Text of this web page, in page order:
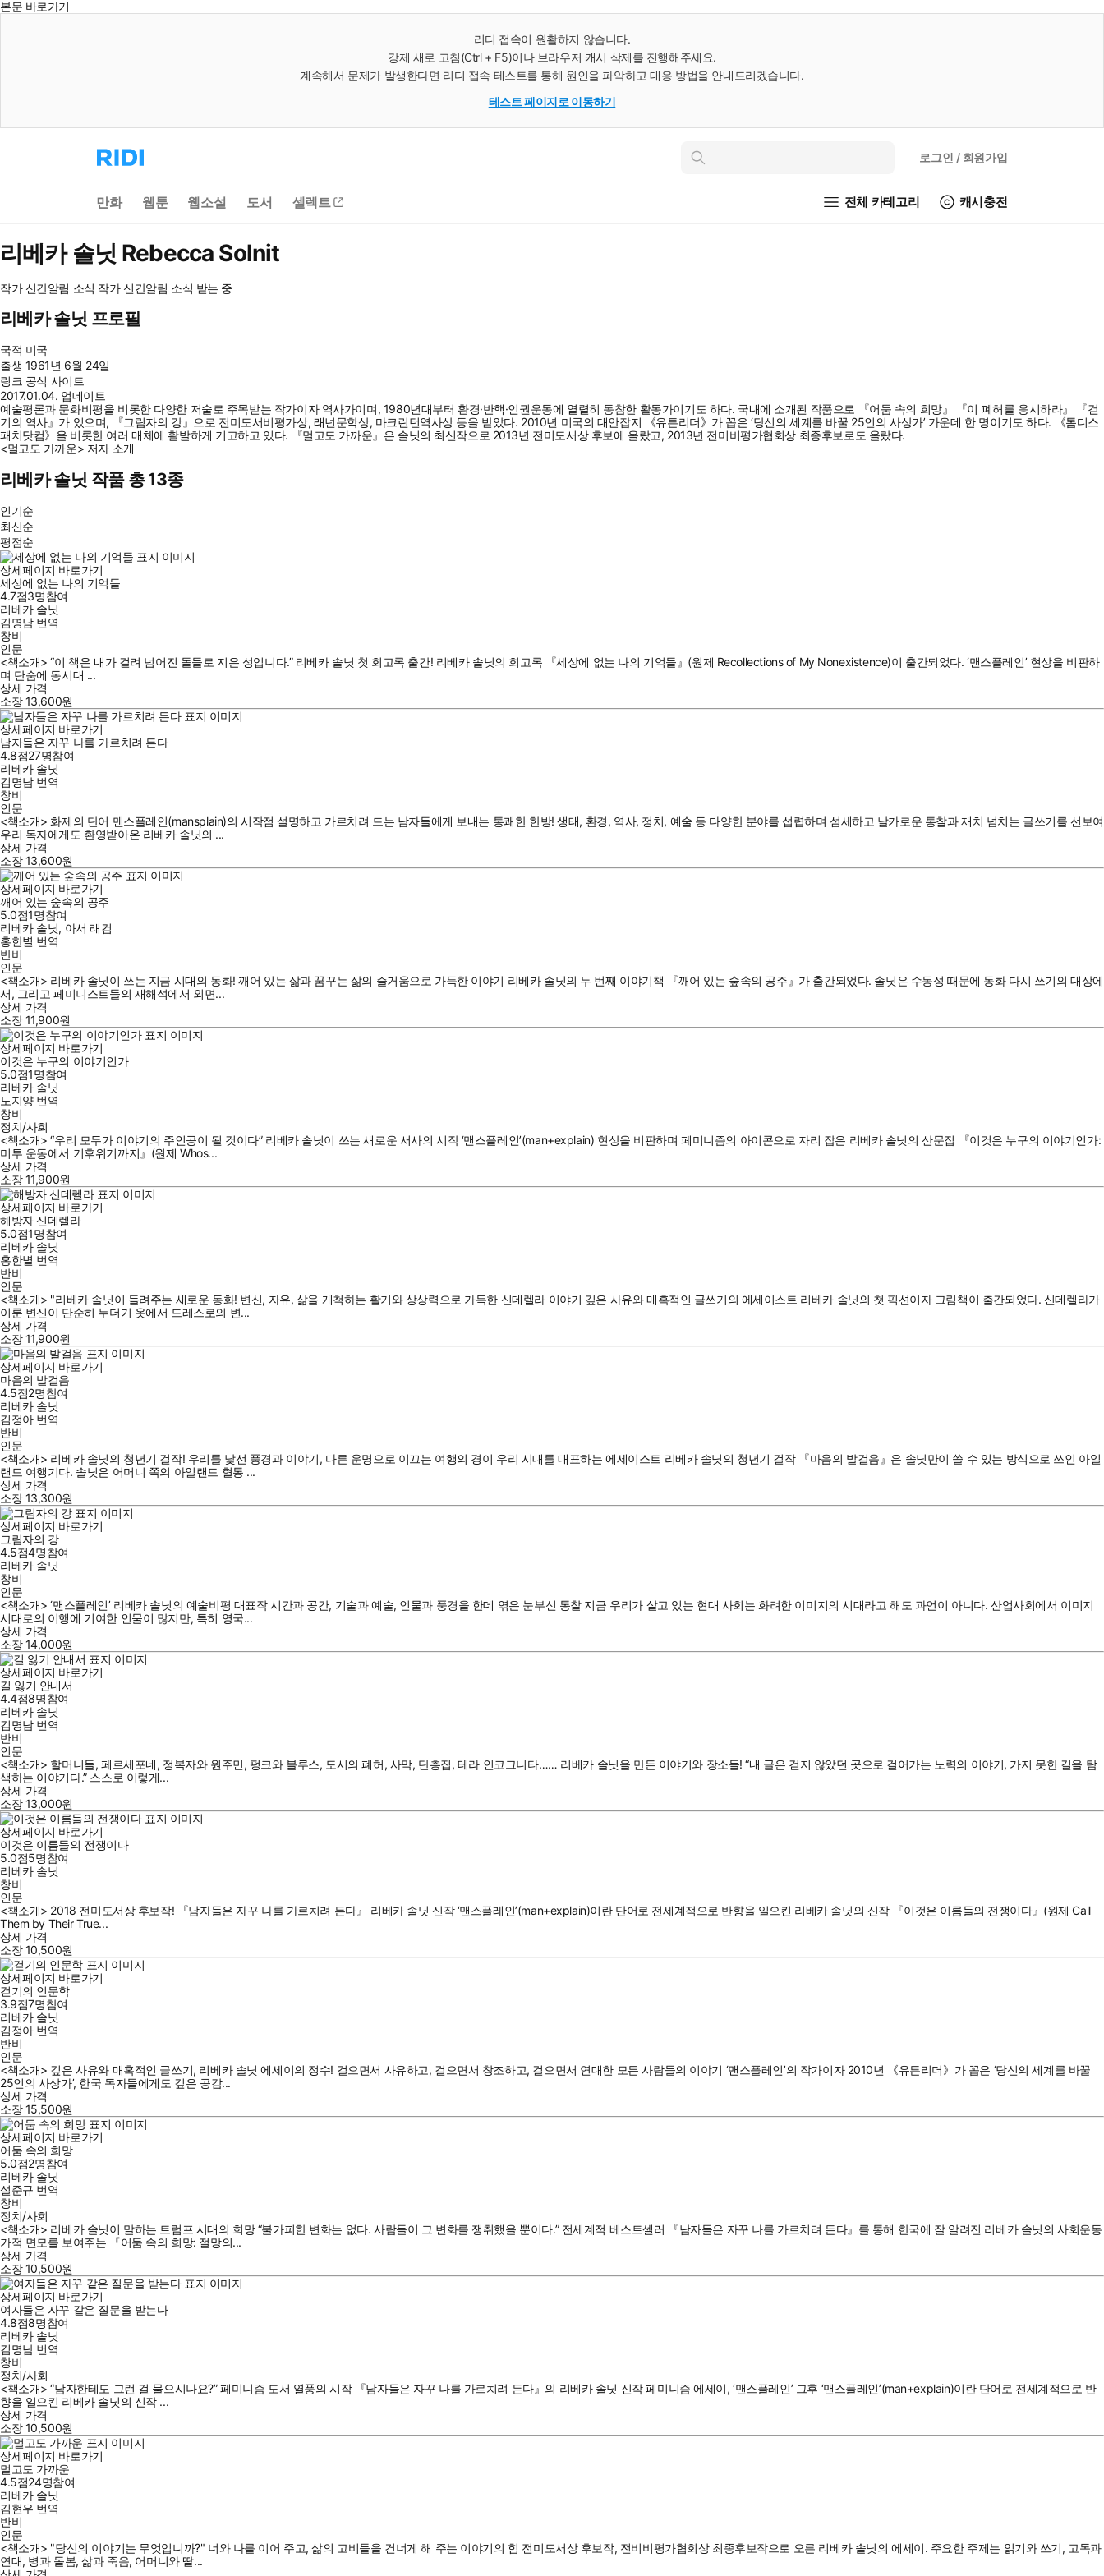
본문 바로가기
리디 접속이 원활하지 않습니다.
강제 새로 고침(Ctrl + F5)이나 브라우저 캐시 삭제를 진행해주세요.
계속해서 문제가 발생한다면 리디 접속 테스트를 통해 원인을 파악하고 대응 방법을 안내드리겠습니다.
테스트 페이지로 이동하기
리
디
으
로
인
로그인 / 회원가입
만화 웹툰 웹소설 도서 셀렉트 전체 카테고리 캐시충전
리베카 솔닛 Rebecca Solnit
작가 신간알림 소식 작가 신간알림 소식 받는 중
리베카 솔닛 프로필
국적 미국
출생 1961년 6월 24일
링크 공식 사이트
2017.01.04. 업데이트
예술평론과 문화비평을 비롯한 다양한 저술로 주목받는 작가이자 역사가이며, 1980년대부터 환경·반핵·인권운동에 열렬히 동참한 활동가이기도 하다. 국내에 소개된 작품으로 『어둠 속의 희망』 『이 폐허를 응시하라』 『걷
기의 역사』가 있으며, 『그림자의 강』으로 전미도서비평가상, 래넌문학상, 마크린턴역사상 등을 받았다. 2010년 미국의 대안잡지 《유튼리더》가 꼽은 ‘당신의 세계를 바꿀 25인의 사상가’ 가운데 한 명이기도 하다. 《톰디스
패치닷컴》을 비롯한 여러 매체에 활발하게 기고하고 있다. 『멀고도 가까운』은 솔닛의 최신작으로 2013년 전미도서상 후보에 올랐고, 2013년 전미비평가협회상 최종후보로도 올랐다.
<멀고도 가까운> 저자 소개
리베카 솔닛 작품 총 13종
인기순
최신순
평점순
상세페이지 바로가기
세상에 없는 나의 기억들
4.7점3명참여
리베카 솔닛
김명남번역
창비
인문
<책소개> “이 책은 내가 걸려 넘어진 돌들로 지은 성입니다.” 리베카 솔닛 첫 회고록 출간! 리베카 솔닛의 회고록 『세상에 없는 나의 기억들』(원제 Recollections of My Nonexistence)이 출간되었다. ‘맨스플레인’ 현상을 비판하
며 단숨에 동시대 ...
상세 가격
소장13,600원
상세페이지 바로가기
남자들은 자꾸 나를 가르치려 든다
4.8점27명참여
리베카 솔닛
김명남번역
창비
인문
<책소개> 화제의 단어 맨스플레인(mansplain)의 시작점 설명하고 가르치려 드는 남자들에게 보내는 통쾌한 한방! 생태, 환경, 역사, 정치, 예술 등 다양한 분야를 섭렵하며 섬세하고 날카로운 통찰과 재치 넘치는 글쓰기를 선보여
우리 독자에게도 환영받아온 리베카 솔닛의 ...
상세 가격
소장13,600원
상세페이지 바로가기
깨어 있는 숲속의 공주
5.0점1명참여
리베카 솔닛, 아서 래컴
홍한별 번역
반비
인문
<책소개> 리베카 솔닛이 쓰는 지금 시대의 동화! 깨어 있는 삶과 꿈꾸는 삶의 즐거움으로 가득한 이야기 리베카 솔닛의 두 번째 이야기책 『깨어 있는 숲속의 공주』가 출간되었다. 솔닛은 수동성 때문에 동화 다시 쓰기의 대상에
서, 그리고 페미니스트들의 재해석에서 외면...
상세 가격
소장11,900원
상세페이지 바로가기
이것은 누구의 이야기인가
5.0점1명참여
리베카 솔닛
노지양번역
창비
정치/사회
<책소개> “우리 모두가 이야기의 주인공이 될 것이다” 리베카 솔닛이 쓰는 새로운 서사의 시작 ‘맨스플레인’(man+explain) 현상을 비판하며 페미니즘의 아이콘으로 자리 잡은 리베카 솔닛의 산문집 『이것은 누구의 이야기인가:
미투 운동에서 기후위기까지』(원제 Whos...
상세 가격
소장11,900원
상세페이지 바로가기
해방자 신데렐라
5.0점1명참여
리베카 솔닛
홍한별 번역
반비
인문
<책소개> "리베카 솔닛이 들려주는 새로운 동화! 변신, 자유, 삶을 개척하는 활기와 상상력으로 가득한 신데렐라 이야기 깊은 사유와 매혹적인 글쓰기의 에세이스트 리베카 솔닛의 첫 픽션이자 그림책이 출간되었다. 신데렐라가
이룬 변신이 단순히 누더기 옷에서 드레스로의 변...
상세 가격
소장11,900원
상세페이지 바로가기
마음의 발걸음
4.5점2명참여
리베카 솔닛
김정아번역
반비
인문
<책소개> 리베카 솔닛의 청년기 걸작! 우리를 낯선 풍경과 이야기, 다른 운명으로 이끄는 여행의 경이 우리 시대를 대표하는 에세이스트 리베카 솔닛의 청년기 걸작 『마음의 발걸음』은 솔닛만이 쓸 수 있는 방식으로 쓰인 아일
랜드 여행기다. 솔닛은 어머니 쪽의 아일랜드 혈통 ...
상세 가격
소장13,300원
상세페이지 바로가기
그림자의 강
4.5점4명참여
리베카 솔닛
창비
인문
<책소개> ‘맨스플레인’ 리베카 솔닛의 예술비평 대표작 시간과 공간, 기술과 예술, 인물과 풍경을 한데 엮은 눈부신 통찰 지금 우리가 살고 있는 현대 사회는 화려한 이미지의 시대라고 해도 과언이 아니다. 산업사회에서 이미지
시대로의 이행에 기여한 인물이 많지만, 특히 영국...
상세 가격
소장14,000원
상세페이지 바로가기
길 잃기 안내서
4.4점8명참여
리베카 솔닛
김명남번역
반비
인문
<책소개> 할머니들, 페르세포네, 정복자와 원주민, 펑크와 블루스, 도시의 폐허, 사막, 단층집, 테라 인코그니타…… 리베카 솔닛을 만든 이야기와 장소들! “내 글은 걷지 않았던 곳으로 걸어가는 노력의 이야기, 가지 못한 길을 탐
색하는 이야기다.” 스스로 이렇게...
상세 가격
소장13,000원
상세페이지 바로가기
이것은 이름들의 전쟁이다
5.0점5명참여
리베카 솔닛
창비
인문
<책소개> 2018 전미도서상 후보작! 『남자들은 자꾸 나를 가르치려 든다』 리베카 솔닛 신작 ‘맨스플레인’(man+explain)이란 단어로 전세계적으로 반향을 일으킨 리베카 솔닛의 신작 『이것은 이름들의 전쟁이다』(원제 Call
Them by Their True...
상세 가격
소장10,500원
상세페이지 바로가기
걷기의 인문학
3.9점7명참여
리베카 솔닛
김정아번역
반비
인문
<책소개> 깊은 사유와 매혹적인 글쓰기, 리베카 솔닛 에세이의 정수! 걸으면서 사유하고, 걸으면서 창조하고, 걸으면서 연대한 모든 사람들의 이야기 ‘맨스플레인’의 작가이자 2010년 《유튼리더》가 꼽은 ‘당신의 세계를 바꿀
25인의 사상가’, 한국 독자들에게도 깊은 공감...
상세 가격
소장15,500원
상세페이지 바로가기
어둠 속의 희망
5.0점2명참여
리베카 솔닛
설준규 번역
창비
정치/사회
<책소개> 리베카 솔닛이 말하는 트럼프 시대의 희망 “불가피한 변화는 없다. 사람들이 그 변화를 쟁취했을 뿐이다.” 전세계적 베스트셀러 『남자들은 자꾸 나를 가르치려 든다』를 통해 한국에 잘 알려진 리베카 솔닛의 사회운동
가적 면모를 보여주는 『어둠 속의 희망: 절망의...
상세 가격
소장10,500원
상세페이지 바로가기
여자들은 자꾸 같은 질문을 받는다
4.8점8명참여
리베카 솔닛
김명남번역
창비
정치/사회
<책소개> “남자한테도 그런 걸 물으시나요?” 페미니즘 도서 열풍의 시작 『남자들은 자꾸 나를 가르치려 든다』의 리베카 솔닛 신작 페미니즘 에세이, ‘맨스플레인’ 그후 ‘맨스플레인’(man+explain)이란 단어로 전세계적으로 반
향을 일으킨 리베카 솔닛의 신작 ...
상세 가격
소장10,500원
상세페이지 바로가기
멀고도 가까운
4.5점24명참여
리베카 솔닛
김현우 번역
반비
인문
<책소개> "당신의 이야기는 무엇입니까?" 너와 나를 이어 주고, 삶의 고비들을 건너게 해 주는 이야기의 힘 전미도서상 후보작, 전비비평가협회상 최종후보작으로 오른 리베카 솔닛의 에세이. 주요한 주제는 읽기와 쓰기, 고독과
연대, 병과 돌봄, 삶과 죽음, 어머니와 딸...